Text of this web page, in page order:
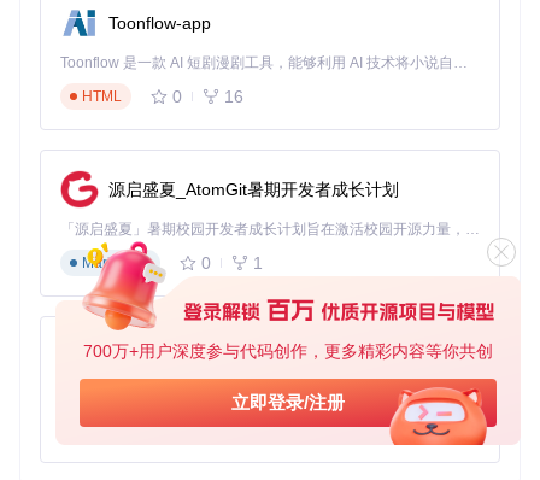
700万+用户深度参与代码创作，更多精彩内容等你共创
立即登录/注册
end/operations_gguf.py
：8GB以下显存设备的低资源部署
局限性：推理速度较慢，部分高级功能（如ControlNet）支持
不完善
FP16混合精度
FP16混合精度方案通过
load_model_gpu函数实现智能精度分配，将计算密集型组
件（如Unet）保留FP16精度，而将文本编码器等组件降精度
处理。
应用场景：高性能显卡的高质量生成需求
：显存占用高，需要16GB以上显存支持
实操步骤：三种方案的部署流程
🔧 环境准备
# 克隆项目仓库
Toonflow-app
Toonflow 是一款 AI 短剧漫剧工具，能够利用 AI 技术将小说自动转化为剧本，并结合 AI 生成的图片和视频，实现高效的短剧创作。借助 Toonflow，可以轻松完成从文字到影像的全流程，让短剧制作变得更加智能与便捷。
HTML
0 16
源启盛夏_AtomGit暑期开发者成长计划
「源启盛夏」暑期校园开发者成长计划旨在激活校园开源力量，通过积分激励、认证扶持、资源倾斜等形式，引导高校组织和开发者完成「入驻 — 建项目 — 做贡献 — 获认证 — 得资源」的完整闭环。无论你是想带领社团入驻平台的组织者，还是希望用代码贡献证明自己的开发者，都能在这里找到属于你的成长路径。
Markdown
0 1
AionUi
免费、本地、开源的 24/7 全天候 Cowork 应用，以及适用于 Gemini CLI、Claude Code、Codex、OpenCode、Qwen Code、Goose CLI、Auggie 等的 OpenClaw | 🌟 喜欢就点star吧
TypeScript
0 6